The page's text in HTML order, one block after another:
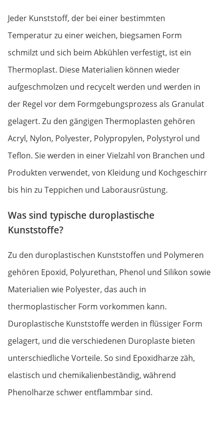
Jeder Kunststoff, der bei einer bestimmten
Temperatur zu einer weichen, biegsamen Form
schmilzt und sich beim Abkühlen verfestigt, ist ein
Thermoplast. Diese Materialien können wieder
aufgeschmolzen und recycelt werden und werden in
der Regel vor dem Formgebungsprozess als Granulat
gelagert. Zu den gängigen Thermoplasten gehören
Acryl, Nylon, Polyester, Polypropylen, Polystyrol und
Teflon. Sie werden in einer Vielzahl von Branchen und
Produkten verwendet, von Kleidung und Kochgeschirr
bis hin zu Teppichen und Laborausrüstung.
Was sind typische duroplastische
Kunststoffe?
Zu den duroplastischen Kunststoffen und Polymeren
gehören Epoxid, Polyurethan, Phenol und Silikon sowie
Materialien wie Polyester, das auch in
thermoplastischer Form vorkommen kann.
Duroplastische Kunststoffe werden in flüssiger Form
gelagert, und die verschiedenen Duroplaste bieten
unterschiedliche Vorteile. So sind Epoxidharze zäh,
elastisch und chemikalienbeständig, während
Phenolharze schwer entflammbar sind.